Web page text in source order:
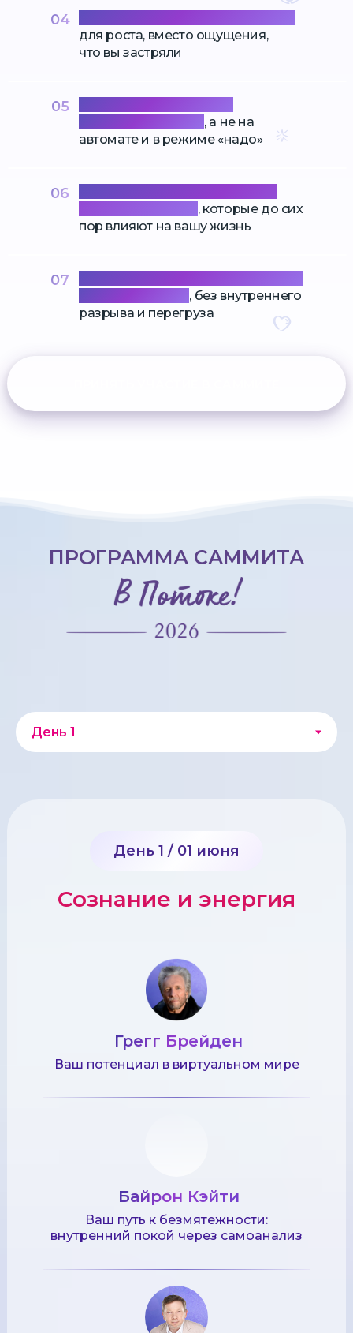
04
05
06
07
для роста, вместо ощущения,
что вы застряли
, а не на
автомате и в режиме «надо»
, которые до сих
пор влияют на вашу жизнь
, без внутреннего
разрыва и перегруза
ПРОГРАММА САММИТА
Сознание и энергия
День 1 / 01 июня
Грегг Брейден
Ваш потенциал в виртуальном мире
Ваш путь к безмятежности:
внутренний покой через самоанализ
Байрон Кэйти